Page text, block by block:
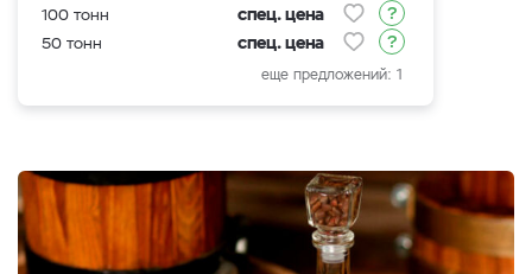
100 тонн спец. цена
50 тонн спец. цена
еще предложений: 1